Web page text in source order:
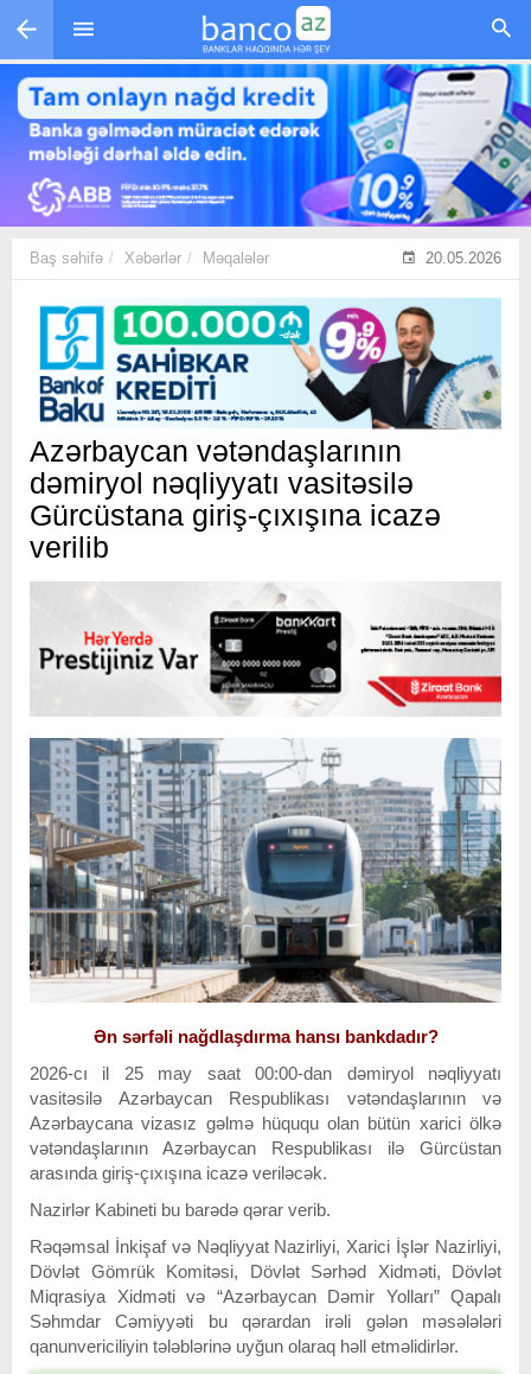
Skip to main content
Baş səhifə Xəbərlər Məqalələr 20.05.2026
Azərbaycan vətəndaşlarının
dəmiryol nəqliyyatı vasitəsilə
Gürcüstana giriş-çıxışına icazə
verilib
Ən sərfəli nağdlaşdırma hansı bankdadır?
2026-cı il 25 may saat 00:00-dan dəmiryol nəqliyyatı
vasitəsilə Azərbaycan Respublikası vətəndaşlarının və
Azərbaycana vizasız gəlmə hüququ olan bütün xarici ölkə
vətəndaşlarının Azərbaycan Respublikası ilə Gürcüstan
arasında giriş-çıxışına icazə veriləcək.
Nazirlər Kabineti bu barədə qərar verib.
Rəqəmsal İnkişaf və Nəqliyyat Nazirliyi, Xarici İşlər Nazirliyi,
Dövlət Gömrük Komitəsi, Dövlət Sərhəd Xidməti, Dövlət
Miqrasiya Xidməti və “Azərbaycan Dəmir Yolları” Qapalı
Səhmdar Cəmiyyəti bu qərardan irəli gələn məsələləri
qanunvericiliyin tələblərinə uyğun olaraq həll etməlidirlər.